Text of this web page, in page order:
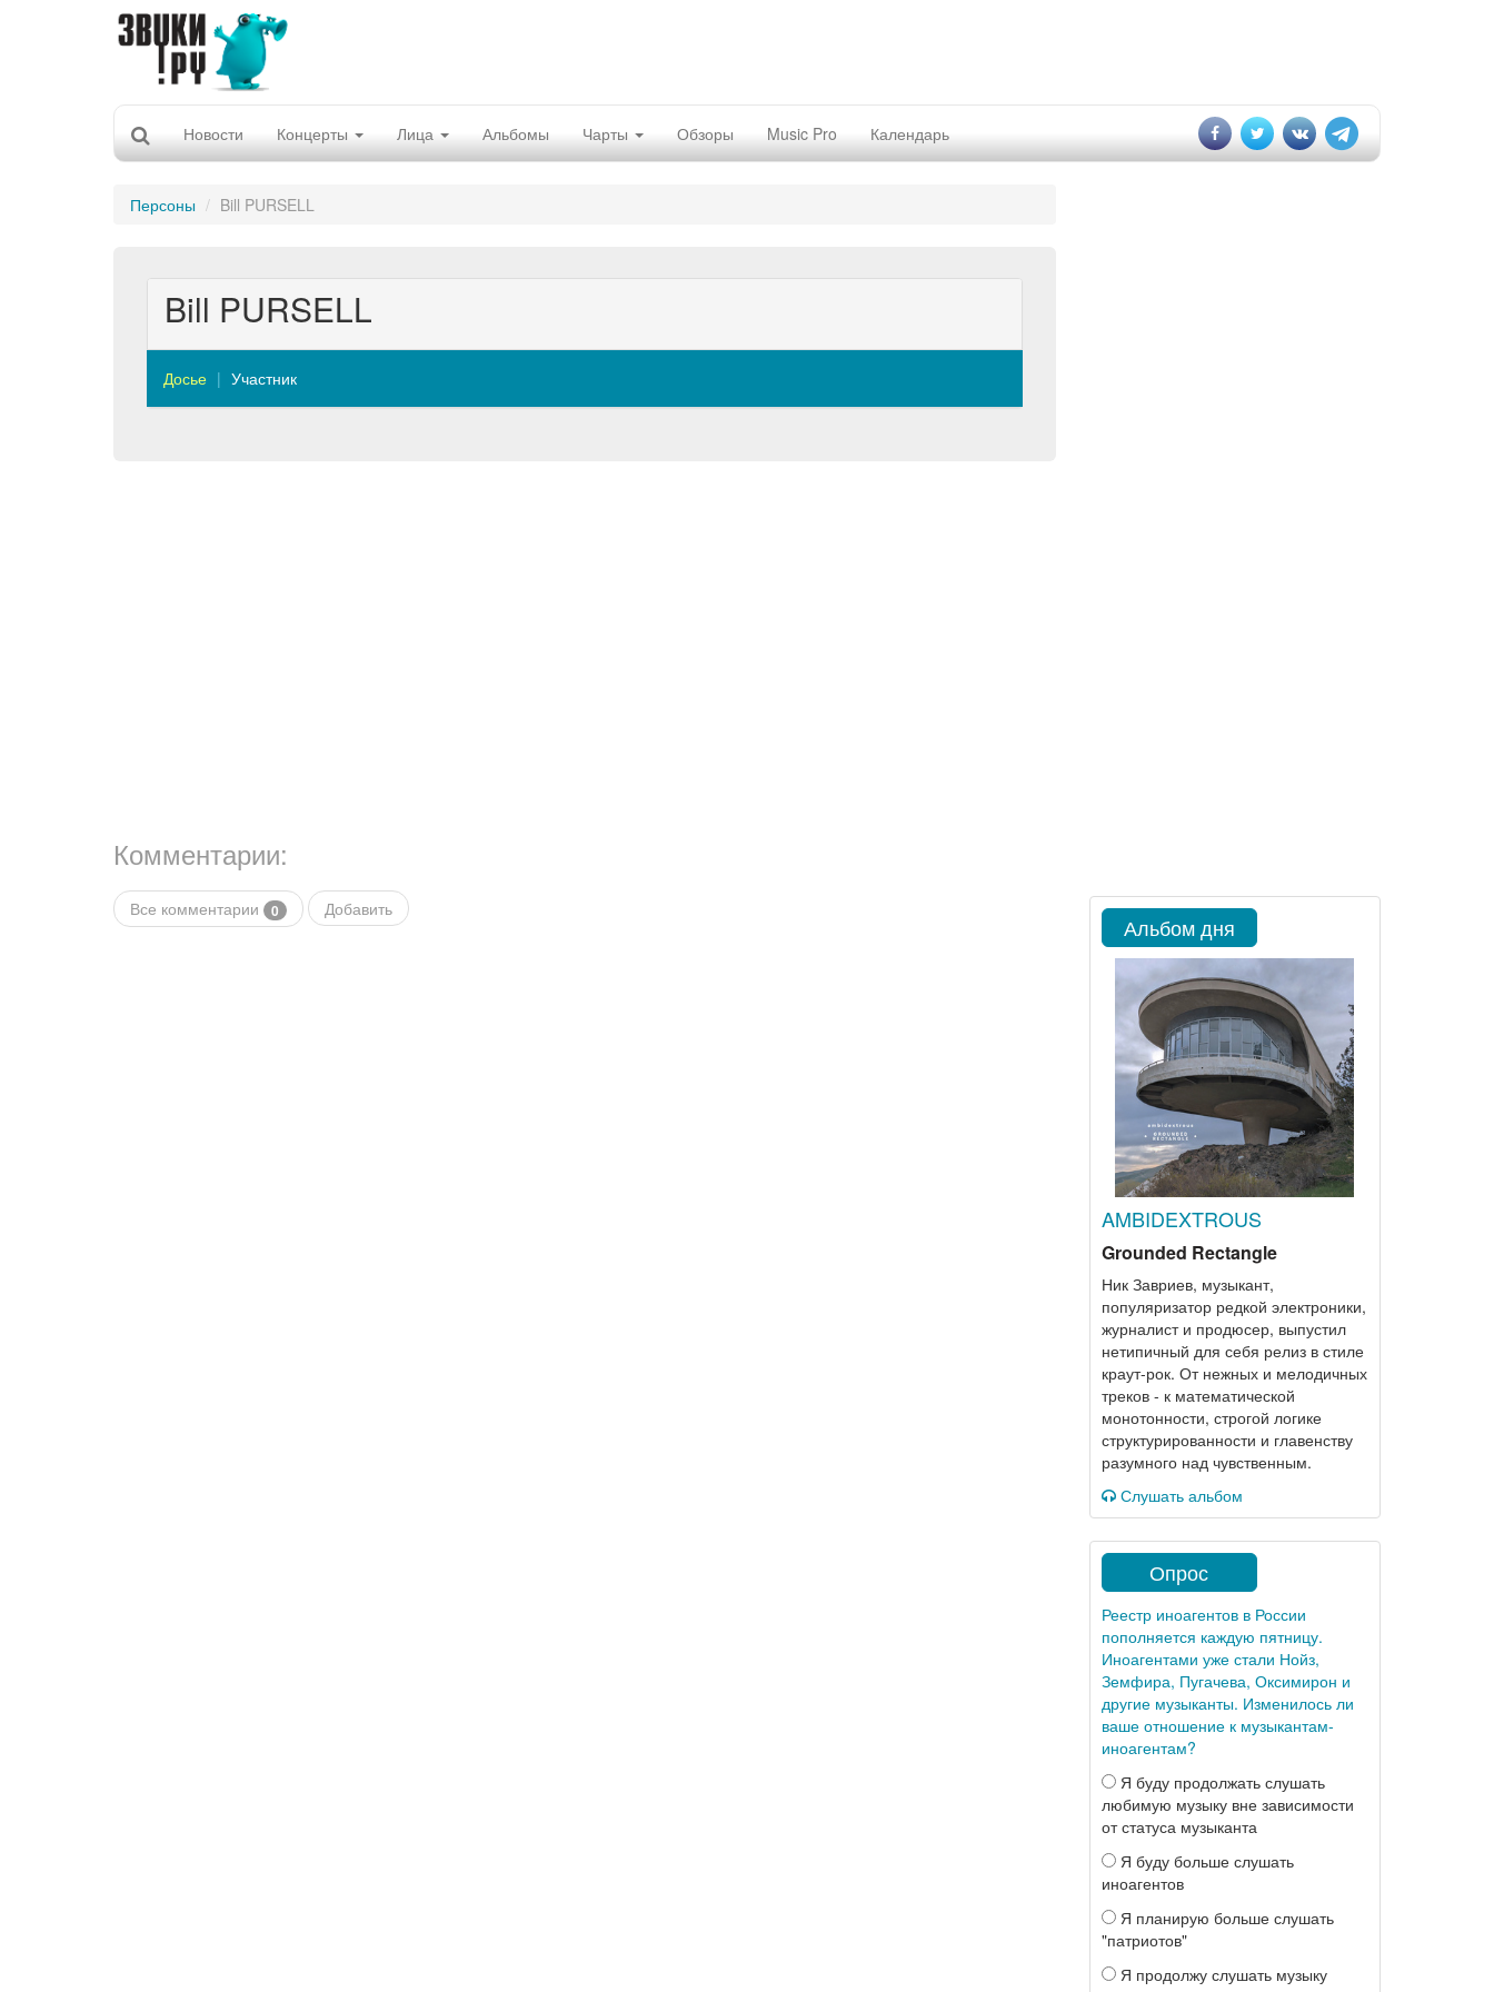
Новости Концерты Лица Альбомы Чарты Обзоры Music Pro Календарь
Персоны Bill PURSELL
Bill PURSELL
Досье Участник
Комментарии:
Все комментарии 0 Добавить
Альбом дня
AMBIDEXTROUS
Grounded Rectangle
Ник Завриев, музыкант,
популяризатор редкой электроники,
журналист и продюсер, выпустил
нетипичный для себя релиз в стиле
краут-рок. От нежных и мелодичных
треков - к математической
монотонности, строгой логике
структурированности и главенству
разумного над чувственным.
Слушать альбом
Опрос
Реестр иноагентов в России
пополняется каждую пятницу.
Иноагентами уже стали Нойз,
Земфира, Пугачева, Оксимирон и
другие музыканты. Изменилось ли
ваше отношение к музыкантам-
иноагентам?
Я буду продолжать слушать
любимую музыку вне зависимости
от статуса музыканта
Я буду больше слушать
иноагентов
Я планирую больше слушать
"патриотов"
Я продолжу слушать музыку